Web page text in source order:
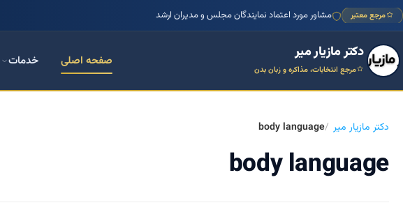
مرجع معتبر مشاور مورد اعتماد نمایندگان مجلس و مدیران ارشد
دکتر مازیار میر
مرجع انتخابات، مذاکره و زبان بدن
صفحه اصلی خدمات
دکتر مازیار میر body language
body language